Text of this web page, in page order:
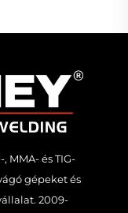
MMA- és TIG-
gépeket és
2009-